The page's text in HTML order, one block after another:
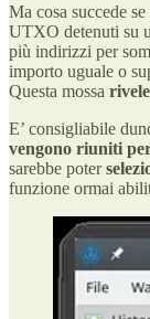
Ma cosa succede
UTXO detenuti su
più indirizzi per
importo uguale o
Questa mossa
E’ consigliabile
vengono riuniti
sarebbe poter
funzione ormai